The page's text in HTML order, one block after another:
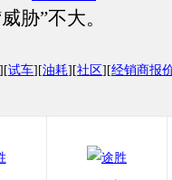
胁”不大。
][试车][油耗][社区][经销商报